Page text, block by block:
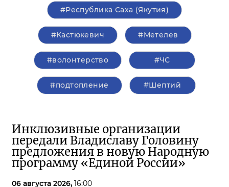
#Республика Саха (Якутия)
#Кастюкевич #Метелев
#волонтерство #ЧС
#подтопление #Шептий
Инклюзивные организации
передали Владиславу Головину
предложения в новую Народную
программу «Единой России»
06 августа 2026, 16:00